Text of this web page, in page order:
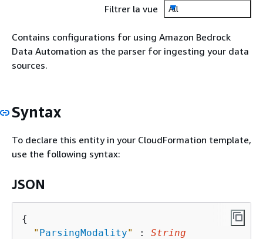
Filtrer la vue
All
Contains configurations for using Amazon Bedrock
Data Automation as the parser for ingesting your data
sources.
Syntax
To declare this entity in your CloudFormation template,
use the following syntax:
JSON
{
" ParsingModality" : String